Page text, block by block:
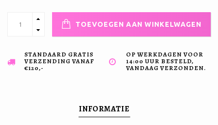
TOEVOEGEN AAN WINKELWAGEN
STANDAARD GRATIS
VERZENDING VANAF
€120,-
OP WERKDAGEN VOOR
14:00 UUR BESTELD,
VANDAAG VERZONDEN.
INFORMATIE